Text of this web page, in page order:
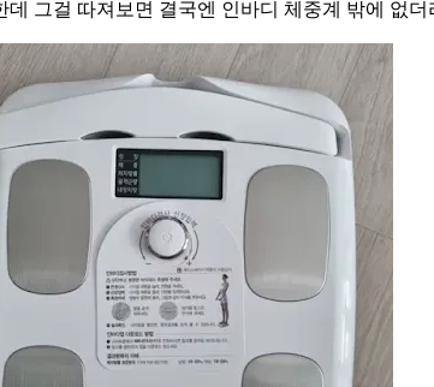
그걸 따져보면 결국엔 인바디 체중계 밖에 없더